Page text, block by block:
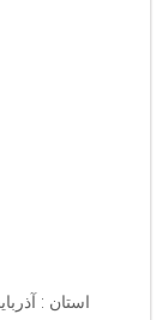
استان :